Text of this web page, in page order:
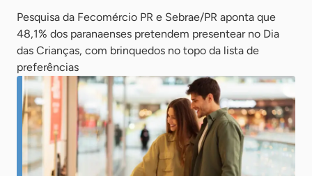
Pesquisa da Fecomércio PR e Sebrae/PR aponta que
48,1% dos paranaenses pretendem presentear no Dia
das Crianças, com brinquedos no topo da lista de
preferências